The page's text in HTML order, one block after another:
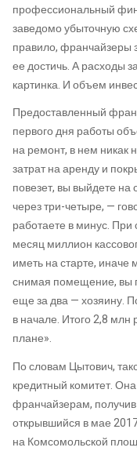
профессиональный
заведомо убыточную
правило, франчайзеры
ее достичь. А расходы
картинка. И объем
Предоставленный
первого дня работы
на ремонт, в нем никак
затрат на аренду и
повезет, вы выйдете
через три-четыре, —
работаете в минус.
месяц миллион
иметь на старте, иначе
снимая помещение, вы
еще за два — хозяину.
в начале. Итого 2,8 млн
плане».
По словам Цытович,
кредитный комитет.
франчайзерам,
открывшийся в мае
на Комсомольской